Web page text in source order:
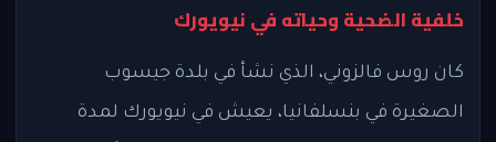
خلفية الضحية وحياته في نيويورك
كان روس فالزوني، الذي نشأ في بلدة جيسوب
الصغيرة في بنسلفانيا، يعيش في نيويورك لمدة